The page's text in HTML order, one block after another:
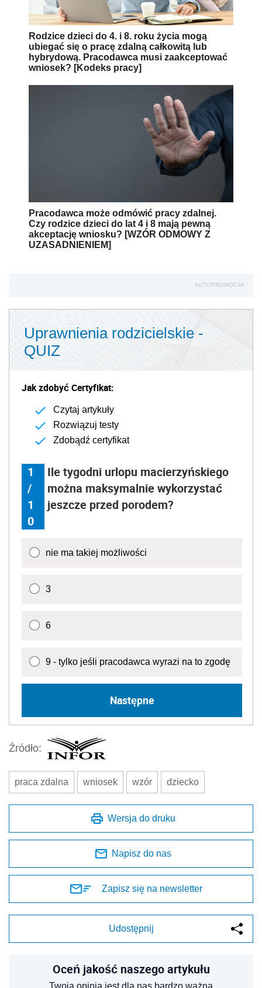
Rodzice dzieci do 4. i 8. roku życia mogą
ubiegać się o pracę zdalną całkowitą lub
hybrydową. Pracodawca musi zaakceptować
wniosek? [Kodeks pracy]
Pracodawca może odmówić pracy zdalnej.
Czy rodzice dzieci do lat 4 i 8 mają pewną
akceptację wniosku? [WZÓR ODMOWY Z
UZASADNIENIEM]
AUTOPROMOCJA
Uprawnienia rodzicielskie -
QUIZ
Jak zdobyć Certyfikat:
Czytaj artykuły
Rozwiązuj testy
Zdobądź certyfikat
1
/
1
0
Ile tygodni urlopu macierzyńskiego
można maksymalnie wykorzystać
jeszcze przed porodem?
nie ma takiej możliwości
3
6
9 - tylko jeśli pracodawca wyrazi na to zgodę
Następne
Źródło:
praca zdalna wniosek wzór dziecko
Wersja do druku
Napisz do nas
Zapisz się na newsletter
Udostępnij
Oceń jakość naszego artykułu
Twoja opinia jest dla nas bardzo ważna